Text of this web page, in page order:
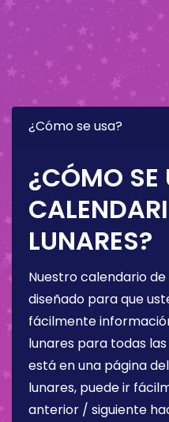
¿Cómo se usa?
¿CÓMO SE
LUNARES?
Nuestro calendario
diseñado para que
fácilmente
lunares para todas
está en una página
lunares, puede ir
anterior / siguiente